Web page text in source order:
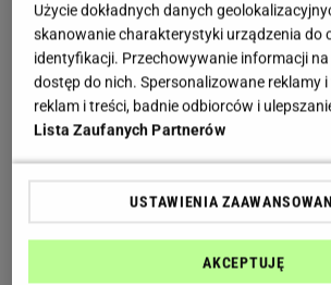
Użycie dokładnych danych
skanowanie charakterystyki urządzenia do
identyfikacji. Przechowywanie informacji
dostęp do nich. Spersonalizowane reklamy
reklam i treści, badnie odbiorców i
Lista Zaufanych Partnerów
USTAWIENIA
AKCEPTUJĘ